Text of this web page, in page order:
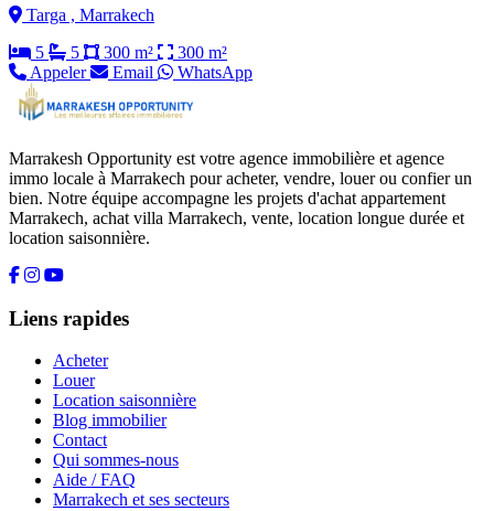
Targa , Marrakech
5
5 300 m²
300 m²
Appeler
Email WhatsApp
Marrakesh Opportunity est votre agence immobilière et agence
immo locale à Marrakech pour acheter, vendre, louer ou confier un
bien. Notre équipe accompagne les projets d'achat appartement
Marrakech, achat villa Marrakech, vente, location longue durée et
location saisonnière.
Liens rapides
Acheter
Louer
Location saisonnière
Blog immobilier
Contact
Qui sommes-nous
Aide / FAQ
Marrakech et ses secteurs